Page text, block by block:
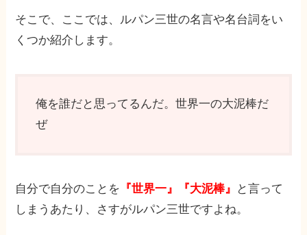
そこで、ここでは、ルパン三世の名言や名台詞をい
くつか紹介します。
俺を誰だと思ってるんだ。世界一の大泥棒だ
ぜ
自分で自分のことを 『世界一』『大泥棒』
と言って
しまうあたり、さすがルパン三世ですよね。